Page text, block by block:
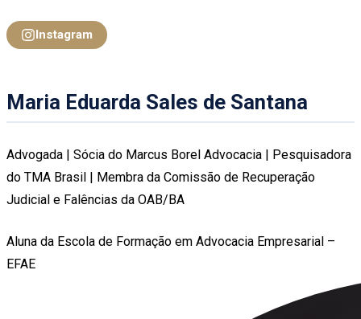
Instagram
Maria Eduarda Sales de Santana
Advogada | Sócia do Marcus Borel Advocacia | Pesquisadora
do TMA Brasil | Membra da Comissão de Recuperação
Judicial e Falências da OAB/BA
Aluna da Escola de Formação em Advocacia Empresarial –
EFAE